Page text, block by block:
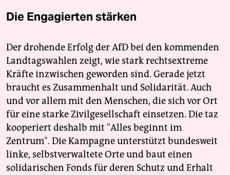
Die Engagierten stärken
Der drohende Erfolg der AfD bei den kommenden
Landtagswahlen zeigt, wie stark rechtsextreme
Kräfte inzwischen geworden sind. Gerade jetzt
braucht es Zusammenhalt und Solidarität. Auch
und vor allem mit den Menschen, die sich vor Ort
für eine starke Zivilgesellschaft einsetzen. Die taz
kooperiert deshalb mit "Alles beginnt im
Zentrum". Die Kampagne unterstützt bundesweit
linke, selbstverwaltete Orte und baut einen
solidarischen Fonds für deren Schutz und Erhalt